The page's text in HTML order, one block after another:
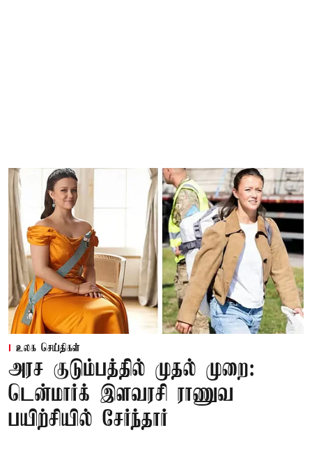
உலக செய்திகள்
அரச குடும்பத்தில் முதல் முறை:
டென்மார்க் இளவரசி ராணுவ
பயிற்சியில் சேர்ந்தார்